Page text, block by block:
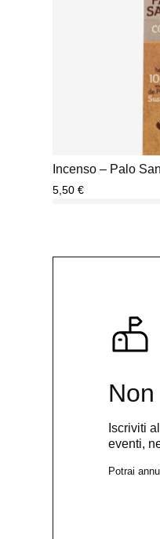
Incenso – Palo
5,50€
Iscriviti
eventi,
Potrai